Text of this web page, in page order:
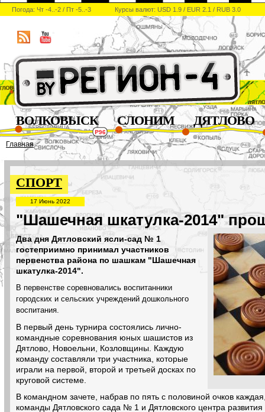
Погода: Чт -4..-2 / Пт -5..-3 Курсы валют: USD 1.9 / EUR 2.1 / RUB 3.0
ВОЛКОВЫСК СЛОНИМ ДЯТЛОВО
Главная
СПОРТ
17 Июнь 2022
"Шашечная шкатулка-2014"
Два дня Дятловский ясли-сад № 1
гостеприимно принимал участников
первенства района по шашкам "Шашечная
шкатулка-2014".
В первенстве соревновались воспитанники
городских и сельских учреждений дошкольного
воспитания.
В первый день турнира состоялись лично-
командные соревнования юных шашистов из
Дятлово, Новоельни, Козловщины. Каждую
команду составляли три участника, которые
играли на первой, второй и третьей досках по
круговой системе.
В командном зачете, набрав по пять с половиной очков
команды Дятловского сада № 1 и Дятловского центра